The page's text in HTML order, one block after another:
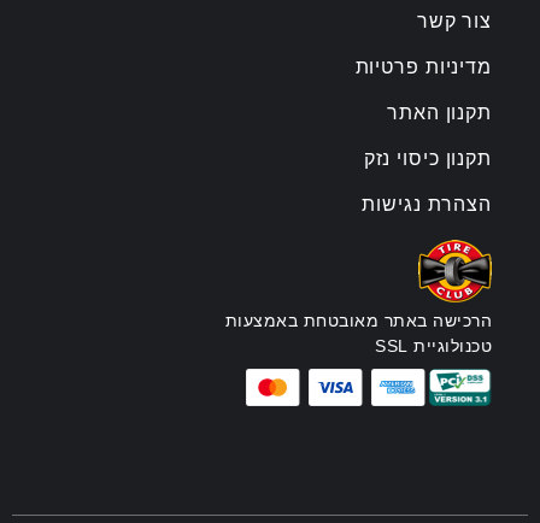
צור קשר
מדיניות פרטיות
תקנון האתר
תקנון כיסוי נזק
הצהרת נגישות
הרכישה באתר מאובטחת באמצעות
טכנולוגיית SSL